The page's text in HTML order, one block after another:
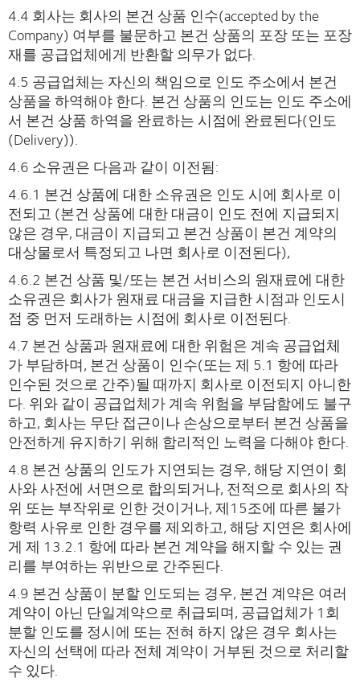
4.4 회사는 회사의 본건 상품 인수(accepted by the
Company) 여부를 불문하고 본건 상품의 포장 또는 포장
재를 공급업체에게 반환할 의무가 없다.
4.5 공급업체는 자신의 책임으로 인도 주소에서 본건
상품을 하역해야 한다. 본건 상품의 인도는 인도 주소에
서 본건 상품 하역을 완료하는 시점에 완료된다(인도
(Delivery)).
4.6 소유권은 다음과 같이 이전됨:
4.6.1 본건 상품에 대한 소유권은 인도 시에 회사로 이
전되고 (본건 상품에 대한 대금이 인도 전에 지급되지
않은 경우, 대금이 지급되고 본건 상품이 본건 계약의
대상물로서 특정되고 나면 회사로 이전된다),
4.6.2 본건 상품 및/또는 본건 서비스의 원재료에 대한
소유권은 회사가 원재료 대금을 지급한 시점과 인도시
점 중 먼저 도래하는 시점에 회사로 이전된다.
4.7 본건 상품과 원재료에 대한 위험은 계속 공급업체
가 부담하며, 본건 상품이 인수(또는 제 5.1 항에 따라
인수된 것으로 간주)될 때까지 회사로 이전되지 아니한
다. 위와 같이 공급업체가 계속 위험을 부담함에도 불구
하고, 회사는 무단 접근이나 손상으로부터 본건 상품을
안전하게 유지하기 위해 합리적인 노력을 다해야 한다.
4.8 본건 상품의 인도가 지연되는 경우, 해당 지연이 회
사와 사전에 서면으로 합의되거나, 전적으로 회사의 작
위 또는 부작위로 인한 것이거나, 제15조에 따른 불가
항력 사유로 인한 경우를 제외하고, 해당 지연은 회사에
게 제 13.2.1 항에 따라 본건 계약을 해지할 수 있는 권
리를 부여하는 위반으로 간주된다.
4.9 본건 상품이 분할 인도되는 경우, 본건 계약은 여러
계약이 아닌 단일계약으로 취급되며, 공급업체가 1회
분할 인도를 정시에 또는 전혀 하지 않은 경우 회사는
자신의 선택에 따라 전체 계약이 거부된 것으로 처리할
수 있다.